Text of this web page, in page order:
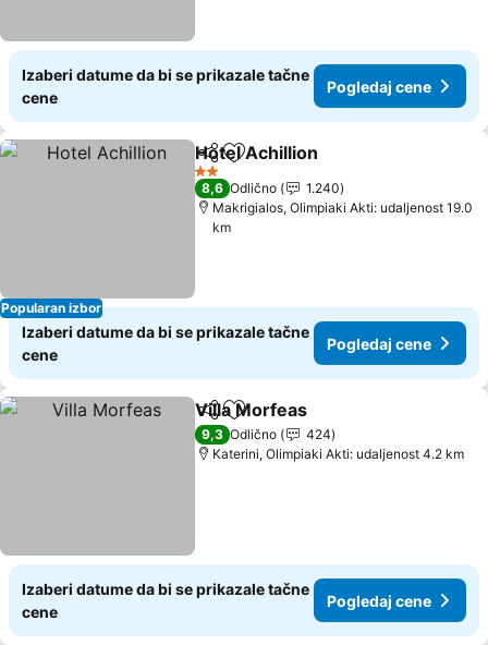
Izaberi datume da bi se prikazale tačne
cene
Pogledaj cene
Popularan izbor
Deli Dodati u favorite
Hotel Achillion
2 Zvezdice
8,6 Odlično
1.240
Makrigialos, Olimpiaki Akti: udaljenost 19.0
km
Izaberi datume da bi se prikazale tačne
cene
Pogledaj cene
Deli Dodati u favorite
Villa Morfeas
9,3 Odlično
424
Katerini, Olimpiaki Akti: udaljenost 4.2 km
Izaberi datume da bi se prikazale tačne
cene
Pogledaj cene